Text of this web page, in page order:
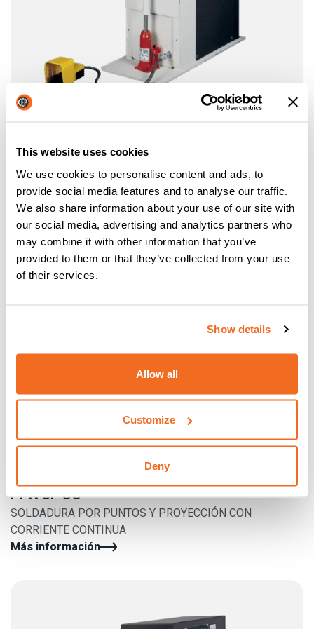
This website uses cookies
We use cookies to personalise content and ads, to
provide social media features and to analyse our traffic.
We also share information about your use of our site with
our social media, advertising and analytics partners who
may combine it with other information that you’ve
provided to them or that they’ve collected from your use
of their services.
Show details
Allow all
Customize
Deny
Más información
PPN 3F CC
SOLDADURA POR PUNTOS Y PROYECCIÓN CON
CORRIENTE CONTINUA
Más información